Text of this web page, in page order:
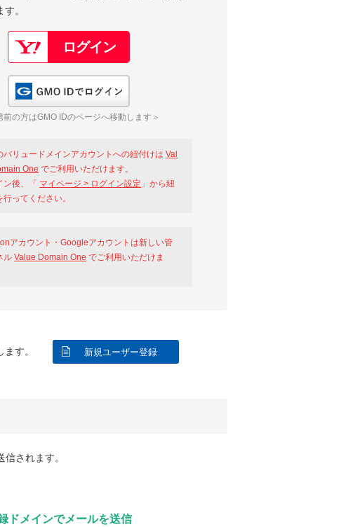
。
前の方はGMO IDのページへ移動します＞
バリュードメインアカウントへの紐付けはVal
One でご利用いただけます。
ン後、「 マイページ > ログイン設定 」から紐
行ってください。
アカウント・Googleアカウントは新しい管
ルValue Domain One でご利用いただけま
す。 新規ユーザー登録
されます。
ドメインでメールを送信